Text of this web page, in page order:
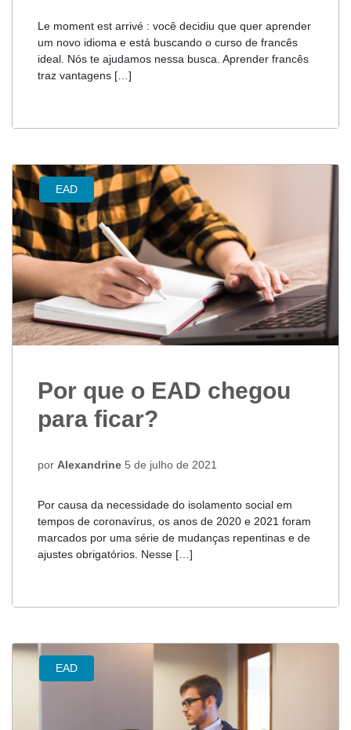
Le moment est arrivé : você decidiu que quer aprender
um novo idioma e está buscando o curso de francês
ideal. Nós te ajudamos nessa busca. Aprender francês
traz vantagens […]
EAD
Por que o EAD chegou
para ficar?
por Alexandrine 5 de julho de 2021
Por causa da necessidade do isolamento social em
tempos de coronavírus, os anos de 2020 e 2021 foram
marcados por uma série de mudanças repentinas e de
ajustes obrigatórios. Nesse […]
EAD